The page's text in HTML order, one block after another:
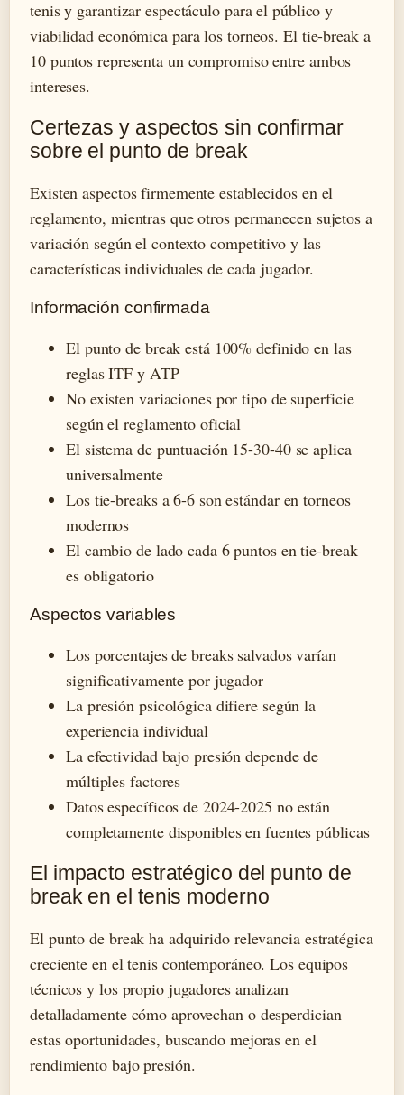
tenis y garantizar espectáculo para el público y
viabilidad económica para los torneos. El tie-break a
10 puntos representa un compromiso entre ambos
intereses.
Certezas y aspectos sin confirmar
sobre el punto de break
Existen aspectos firmemente establecidos en el
reglamento, mientras que otros permanecen sujetos a
variación según el contexto competitivo y las
características individuales de cada jugador.
Información confirmada
El punto de break está 100% definido en las
reglas ITF y ATP
No existen variaciones por tipo de superficie
según el reglamento oficial
El sistema de puntuación 15-30-40 se aplica
universalmente
Los tie-breaks a 6-6 son estándar en torneos
modernos
El cambio de lado cada 6 puntos en tie-break
es obligatorio
Aspectos variables
Los porcentajes de breaks salvados varían
significativamente por jugador
La presión psicológica difiere según la
experiencia individual
La efectividad bajo presión depende de
múltiples factores
Datos específicos de 2024-2025 no están
completamente disponibles en fuentes públicas
El impacto estratégico del punto de
break en el tenis moderno
El punto de break ha adquirido relevancia estratégica
creciente en el tenis contemporáneo. Los equipos
técnicos y los propio jugadores analizan
detalladamente cómo aprovechan o desperdician
estas oportunidades, buscando mejoras en el
rendimiento bajo presión.